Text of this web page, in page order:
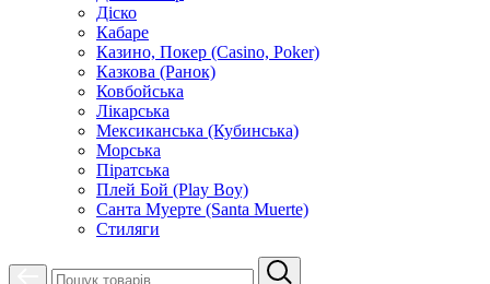
Діско
Кабаре
Казино, Покер (Casino, Poker)
Казкова (Ранок)
Ковбойська
Лікарська
Мексиканська (Кубинська)
Морська
Піратська
Плей Бой (Play Boy)
Санта Муерте (Santa Muerte)
Стиляги